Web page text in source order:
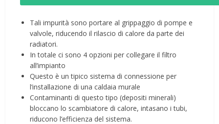
Tali impurità sono portare al grippaggio di pompe e
valvole, riducendo il rilascio di calore da parte dei
radiatori.
In totale ci sono 4 opzioni per collegare il filtro
all’impianto
Questo è un tipico sistema di connessione per
l’installazione di una caldaia murale
Contaminanti di questo tipo (depositi minerali)
bloccano lo scambiatore di calore, intasano i tubi,
riducono l’efficienza del sistema.